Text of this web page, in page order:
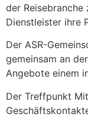
der
Dienstleister ihre
Der ASR-
gemeinsam an
Angebote einem
Der Treffpunkt